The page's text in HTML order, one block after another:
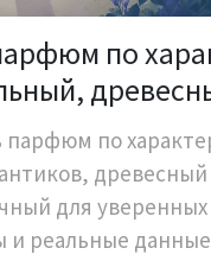
по
парфюм по
древесный
для уверенных
и реальные